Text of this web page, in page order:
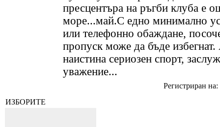
пресцентъра на ръгби клуба е
море...май.С едно минимално
или телефонно обаждане,
пропуск може да бъде
наистина сериозен спорт,
уважение...
Регистриран
ИЗБОРИТЕ